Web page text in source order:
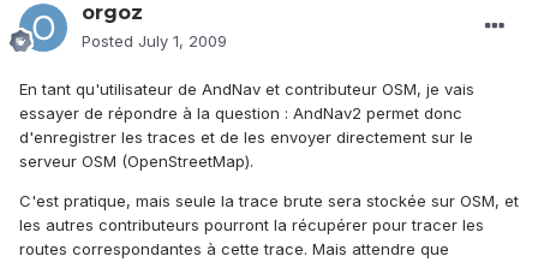
orgoz
Posted July 1, 2009
En tant qu'utilisateur de AndNav et contributeur OSM, je vais
essayer de répondre à la question : AndNav2 permet donc
d'enregistrer les traces et de les envoyer directement sur le
serveur OSM (OpenStreetMap).
C'est pratique, mais seule la trace brute sera stockée sur OSM, et
les autres contributeurs pourront la récupérer pour tracer les
routes correspondantes à cette trace. Mais attendre que